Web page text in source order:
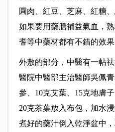
圓肉、紅豆、芝麻、紅糖
如果要用藥膳補益氣血，
耆等中藥材都有不錯的效果
外敷的部分，中醫有一帖
醫院中醫部主治醫師吳佩
參、10克艾葉、15克地膚
20克茶葉放入布包，加水
煮好的藥汁倒入乾淨盆中